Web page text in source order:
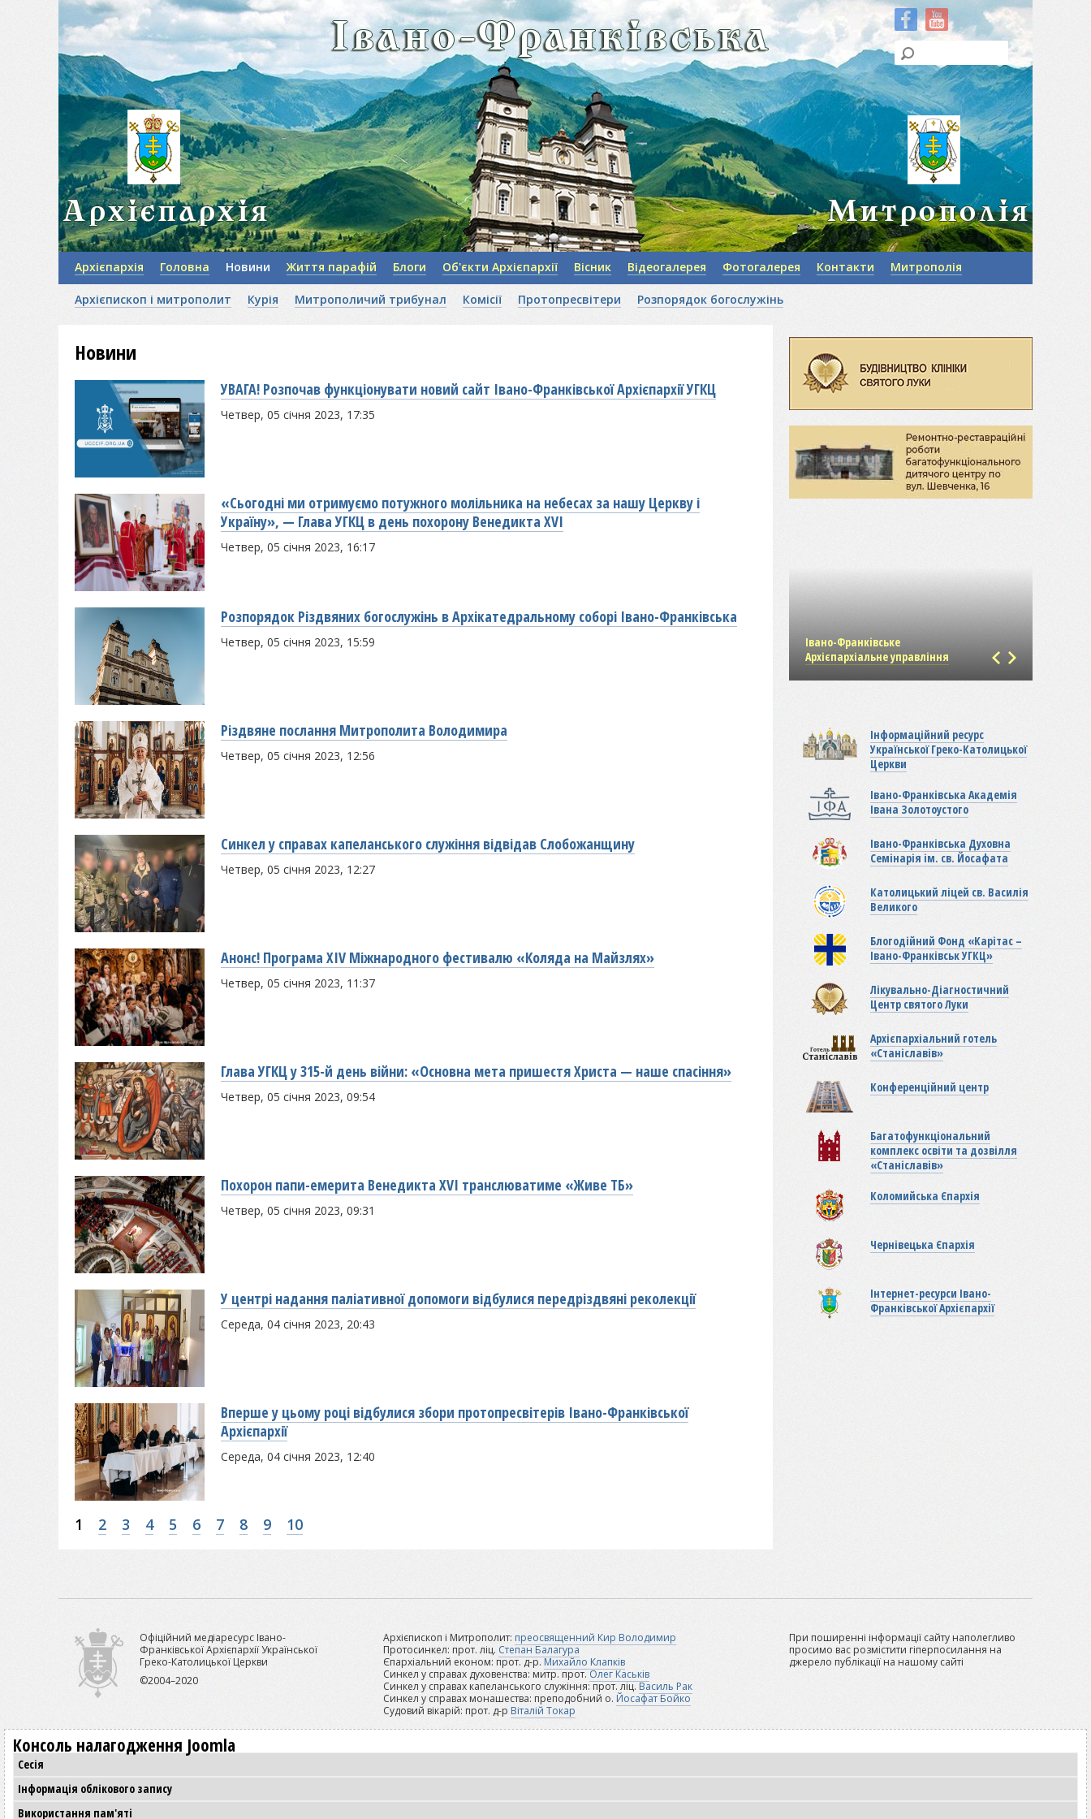
Архієпархія Головна Новини Життя парафій Блоги Об'єкти Архієпархії Вісник Відеогалерея Фотогалерея Контакти Митрополія
Архієпископ і митрополит Курія Митрополичий трибунал Комісії Протопресвітери Розпорядок богослужінь
Новини
УВАГА! Розпочав функціонувати новий сайт Івано-Франківської Архієпархії УГКЦ
Четвер, 05 січня 2023, 17:35
«Сьогодні ми отримуємо потужного молільника на небесах за нашу Церкву і
Україну», — Глава УГКЦ в день похорону Венедикта XVI
Четвер, 05 січня 2023, 16:17
Розпорядок Різдвяних богослужінь в Архікатедральному соборі Івано-Франківська
Четвер, 05 січня 2023, 15:59
Різдвяне послання Митрополита Володимира
Четвер, 05 січня 2023, 12:56
Синкел у справах капеланського служіння відвідав Слобожанщину
Четвер, 05 січня 2023, 12:27
Анонс! Програма XIV Міжнародного фестивалю «Коляда на Майзлях»
Четвер, 05 січня 2023, 11:37
Глава УГКЦ у 315-й день війни: «Основна мета пришестя Христа — наше спасіння»
Четвер, 05 січня 2023, 09:54
Похорон папи-емерита Венедикта XVI транслюватиме «Живе ТБ»
Четвер, 05 січня 2023, 09:31
У центрі надання паліативної допомоги відбулися передріздвяні реколекції
Середа, 04 січня 2023, 20:43
Вперше у цьому році відбулися збори протопресвітерів Івано-Франківської
Архієпархії
Середа, 04 січня 2023, 12:40
1 2 3 4 5 6 7 8 9 10
Івано-Франківське
Архієпархіальне управління
Інформаційний ресурс
Української Греко-Католицької
Церкви
Івано-Франківська Академія
Івана Золотоустого
Івано-Франківська Духовна
Семінарія ім. св. Йосафата
Католицький ліцей св. Василія
Великого
Блогодійний Фонд «Карітас –
Івано-Франківськ УГКЦ»
Лікувально-Діагностичний
Центр святого Луки
Архієпархіальний готель
«Станіславів»
Конференційний центр
Багатофункціональний
комплекс освіти та дозвілля
«Станіславів»
Коломийська Єпархія
Чернівецька Єпархія
Інтернет-ресурси Івано-
Франківської Архієпархії
Офіційний медіаресурс Івано-
Франківської Архієпархії Української
Греко-Католицької Церкви
©2004–2020
Архієпископ і Митрополит: преосвященний Кир Володимир
Протосинкел: прот. ліц. Степан Балагура
Єпархіальний економ: прот. д-р.Михайло Клапків
Синкел у справах духовенства: митр. прот.Олег Каськів
Синкел у справах капеланського служіння: прот. ліц.Василь Рак
Синкел у справах монашества: преподобний о. Йосафат Бойко
Судовий вікарій: прот. д-р Віталій Токар
При поширенні інформації сайту наполегливо
просимо вас розмістити гіперпосилання на
джерело публікації на нашому сайті
Консоль налагодження Joomla
Сесія
Інформація облікового запису
Використання пам'яті